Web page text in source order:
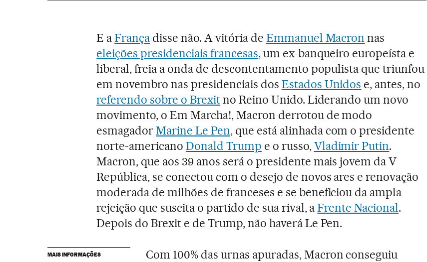
E aFrança disse não. A vitória de Emmanuel Macron nas
eleições presidenciais francesas, um ex-banqueiro europeísta e
liberal, freia a onda de descontentamento populista que triunfou
em novembro nas presidenciais dos Estados Unidos e, antes, no
referendo sobre o Brexitno Reino Unido. Liderando um novo
movimento, o Em Marcha!, Macron derrotou de modo
esmagadorMarine Le Pen, que está alinhada com o presidente
norte-americanoDonald Trump e o russo,Vladimir Putin.
Macron, que aos 39 anos será o presidente mais jovem da V
República, se conectou com o desejo de novos ares e renovação
moderada de milhões de franceses e se beneficiou da ampla
rejeição que suscita o partido de sua rival, aFrente Nacional.
Depois do Brexit e de Trump, não haverá Le Pen.
MAIS INFORMAÇÕES
Com 100% das urnas apuradas, Macron conseguiu